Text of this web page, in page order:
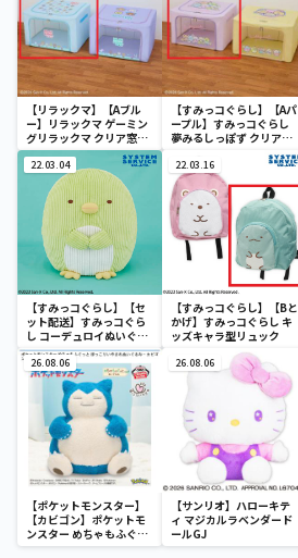
【リラックマ】【Aブル
ー】リラックマ ゲーミン
グリラックマ クリア窓付
き収納ボックス
【すみっコぐらし】【Aパ
ープル】すみっコぐらし
夢みるしっぽず クリア窓
22.03.04
【すみっコぐらし】【セ
ット配送】すみっコぐら
し コーデュロイぬいぐる
みXL プレミアム ぺんぎ
ん？
22.03.16
【すみっコぐらし】【Bと
かげ】すみっコぐらし キ
ッズキャラ型リュック
26.08.06
【ポケットモンスター】
【カビゴン】ポケットモ
ンスター めちゃもふぐっ
と ほっこりいやされぬい
26.08.06
【サンリオ】ハローキテ
ィ マジカルラベンダード
ールGJ